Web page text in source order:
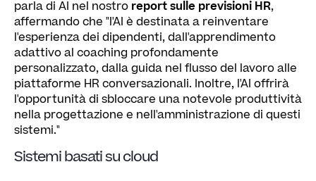
parla di AI nel nostro report sulle previsioni HR,
affermando che "l'AI è destinata a reinventare
l'esperienza dei dipendenti, dall'apprendimento
adattivo al coaching profondamente
personalizzato, dalla guida nel flusso del lavoro alle
piattaforme HR conversazionali. Inoltre, l'AI offrirà
l'opportunità di sbloccare una notevole produttività
nella progettazione e nell'amministrazione di questi
sistemi."
Sistemi basati su cloud